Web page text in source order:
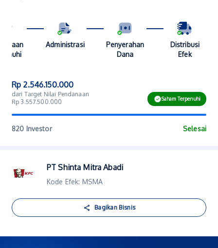
Administrasi
Penyerahan
Dana
Distribusi
Efek
Rp 2.546.150.000
dari Target Nilai Pendanaan
Rp 3.557.500.000
Saham Terpenuhi
820 Investor Selesai
PT Shinta Mitra Abadi
Kode Efek: MSMA
Bagikan Bisnis